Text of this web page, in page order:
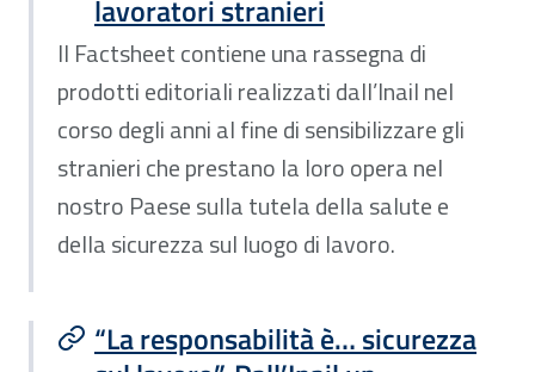
lavoratori stranieri
Il Factsheet contiene una rassegna di
prodotti editoriali realizzati dall’Inail nel
corso degli anni al fine di sensibilizzare gli
stranieri che prestano la loro opera nel
nostro Paese sulla tutela della salute e
della sicurezza sul luogo di lavoro.
“La responsabilità è… sicurezza